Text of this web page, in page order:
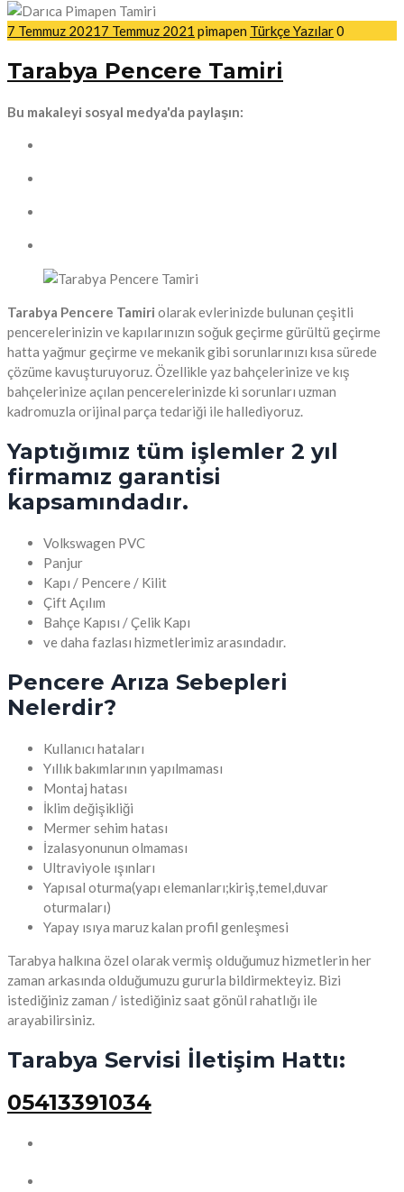
7 Temmuz 20217 Temmuz 2021 pimapen Türkçe Yazılar0
Tarabya Pencere Tamiri
Bu makaleyi sosyal medya'da paylaşın:
Tarabya Pencere Tamiri olarak evlerinizde bulunan çeşitli
pencerelerinizin ve kapılarınızın soğuk geçirme gürültü geçirme
hatta yağmur geçirme ve mekanik gibi sorunlarınızı kısa sürede
çözüme kavuşturuyoruz. Özellikle yaz bahçelerinize ve kış
bahçelerinize açılan pencerelerinizde ki sorunları uzman
kadromuzla orijinal parça tedariği ile hallediyoruz.
Yaptığımız tüm işlemler 2 yıl
firmamız garantisi
kapsamındadır.
Volkswagen PVC
Panjur
Kapı / Pencere / Kilit
Çift Açılım
Bahçe Kapısı / Çelik Kapı
ve daha fazlası hizmetlerimiz arasındadır.
Pencere Arıza Sebepleri
Nelerdir?
Kullanıcı hataları
Yıllık bakımlarının yapılmaması
Montaj hatası
İklim değişikliği
Mermer sehim hatası
İzalasyonunun olmaması
Ultraviyole ışınları
Yapısal oturma(yapı elemanları;kiriş,temel,duvar
oturmaları)
Yapay ısıya maruz kalan profil genleşmesi
Tarabya halkına özel olarak vermiş olduğumuz hizmetlerin her
zaman arkasında olduğumuzu gururla bildirmekteyiz. Bizi
istediğiniz zaman / istediğiniz saat gönül rahatlığı ile
arayabilirsiniz.
Tarabya Servisi İletişim Hattı:
05413391034